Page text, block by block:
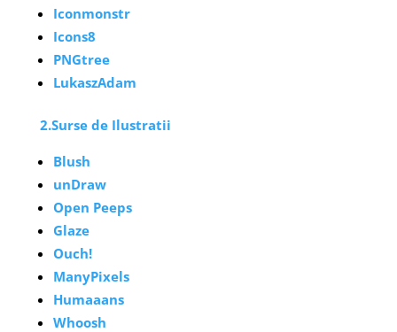
Iconmonstr
Icons8
PNGtree
LukaszAdam
2.Surse de Ilustratii
Blush
unDraw
Open Peeps
Glaze
Ouch!
ManyPixels
Humaaans
Whoosh